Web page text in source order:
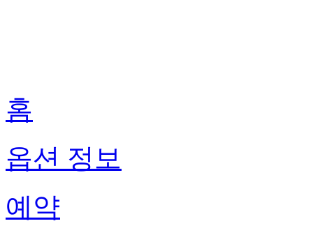
홈
옵션 정보
예약